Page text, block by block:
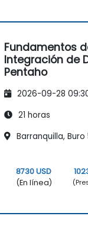
Fundamentos
Integración de
Pentaho
2026-09-28
21 horas
Barranquilla, Buro
8730 USD
(En línea)